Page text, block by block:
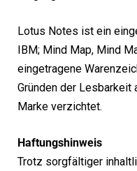
Lotus Notes ist ein
IBM; Mind Map, Mind
eingetragene
Gründen der Lesbarkeit
Marke verzichtet.
Haftungshinweis
Trotz sorgfältiger